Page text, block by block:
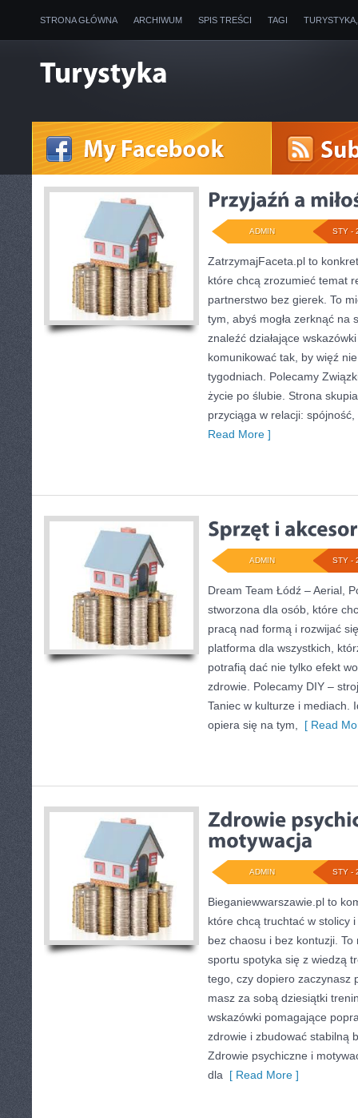
STRONA GŁÓWNA ARCHIWUM SPIS TREŚCI TAGI
STY -
ADMIN
ZatrzymajFaceta.pl to
które chcą zrozumieć temat
partnerstwo bez gierek. To
tym, abyś mogła zerknąć na
znaleźć działające
komunikować tak, by więź
tygodniach. Polecamy
życie po ślubie. Strona
przyciąga w relacji:
Read More ]
STY -
ADMIN
Dream Team Łódź – Aerial,
stworzona dla osób, które
pracą nad formą i rozwijać
platforma dla wszystkich,
potrafią dać nie tylko efekt
zdrowie. Polecamy DIY –
Taniec w kulturze i mediach.
opiera się na tym,
[ Read
STY -
ADMIN
Bieganiewwarszawie.pl to
które chcą truchtać w stolicy
bez chaosu i bez kontuzji. To
sportu spotyka się z wiedzą
tego, czy dopiero zaczynasz
masz za sobą dziesiątki
wskazówki pomagające
zdrowie i zbudować stabilną
Zdrowie psychiczne i
dla [ Read More ]